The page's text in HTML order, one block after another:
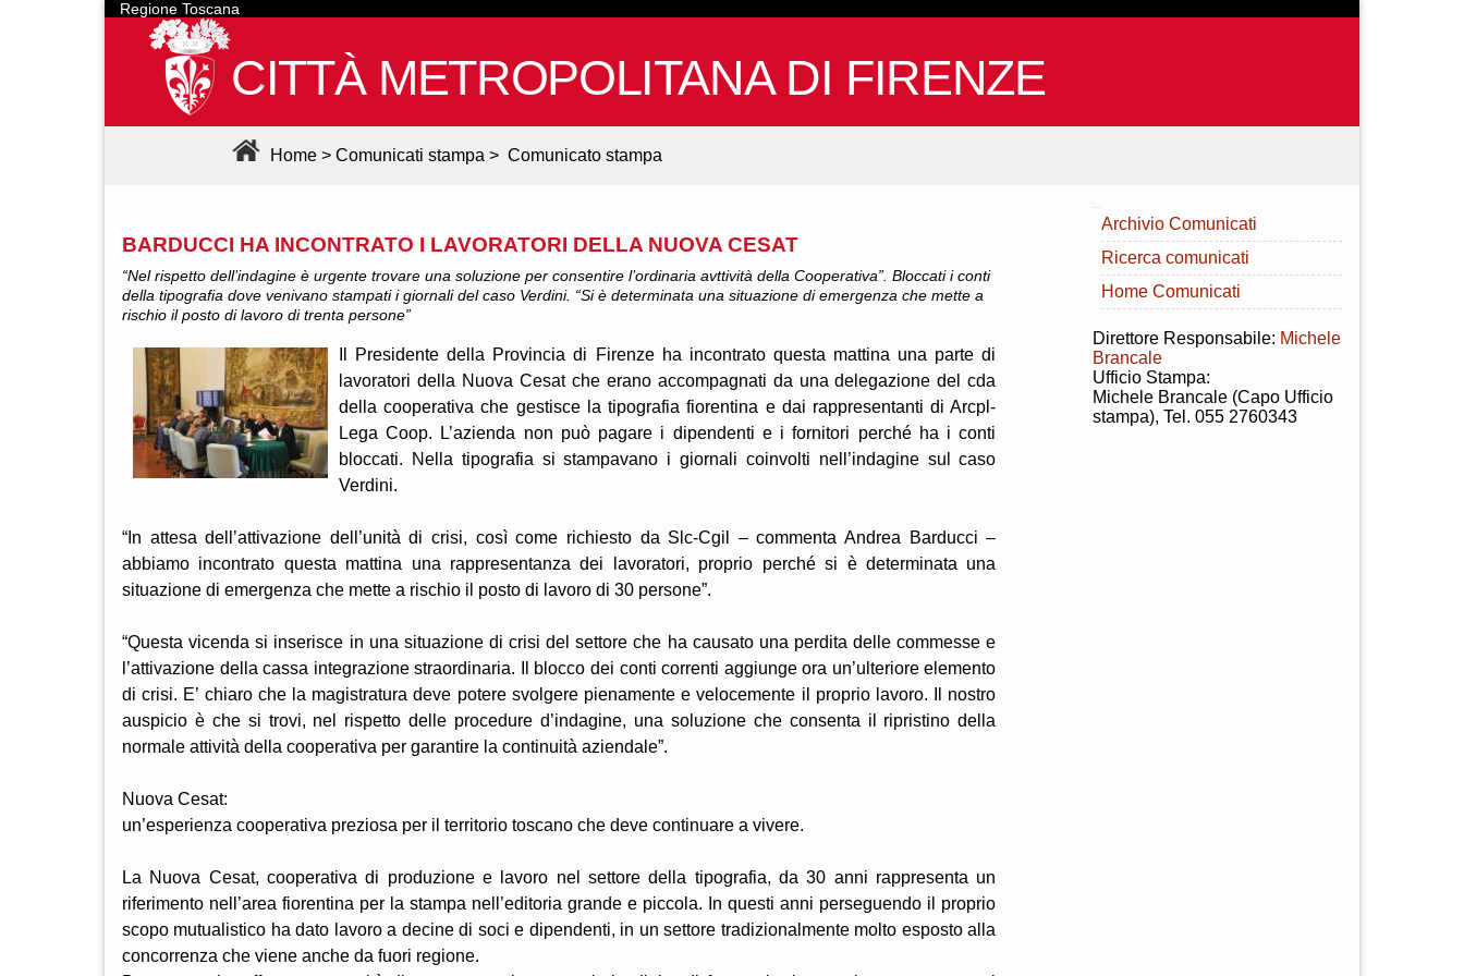
Regione Toscana
CITTÀ METROPOLITANA DI FIRENZE
Home > Comunicati stampa > Comunicato stampa
BARDUCCI HA INCONTRATO I LAVORATORI DELLA NUOVA CESAT
“Nel rispetto dell’indagine è urgente trovare una soluzione per consentire l’ordinaria avttività della Cooperativa”. Bloccati i conti
della tipografia dove venivano stampati i giornali del caso Verdini. “Si è determinata una situazione di emergenza che mette a
rischio il posto di lavoro di trenta persone”
Il Presidente della Provincia di Firenze ha incontrato questa mattina una parte di
lavoratori della Nuova Cesat che erano accompagnati da una delegazione del cda
della cooperativa che gestisce la tipografia fiorentina e dai rappresentanti di Arcpl-
Lega Coop. L’azienda non può pagare i dipendenti e i fornitori perché ha i conti
bloccati. Nella tipografia si stampavano i giornali coinvolti nell’indagine sul caso
Verdini.
“In attesa dell’attivazione dell’unità di crisi, così come richiesto da Slc-Cgil – commenta Andrea Barducci –
abbiamo incontrato questa mattina una rappresentanza dei lavoratori, proprio perché si è determinata una
situazione di emergenza che mette a rischio il posto di lavoro di 30 persone”.
“Questa vicenda si inserisce in una situazione di crisi del settore che ha causato una perdita delle commesse e
l’attivazione della cassa integrazione straordinaria. Il blocco dei conti correnti aggiunge ora un’ulteriore elemento
di crisi. E’ chiaro che la magistratura deve potere svolgere pienamente e velocemente il proprio lavoro. Il nostro
auspicio è che si trovi, nel rispetto delle procedure d’indagine, una soluzione che consenta il ripristino della
normale attività della cooperativa per garantire la continuità aziendale”.
Nuova Cesat:
un’esperienza cooperativa preziosa per il territorio toscano che deve continuare a vivere.
La Nuova Cesat, cooperativa di produzione e lavoro nel settore della tipografia, da 30 anni rappresenta un
riferimento nell’area fiorentina per la stampa nell’editoria grande e piccola. In questi anni perseguendo il proprio
scopo mutualistico ha dato lavoro a decine di soci e dipendenti, in un settore tradizionalmente molto esposto alla
concorrenza che viene anche da fuori regione.
Archivio Comunicati
Ricerca comunicati
Home Comunicati
Direttore Responsabile: Michele
Brancale
Ufficio Stampa:
Michele Brancale (Capo Ufficio
stampa), Tel. 055 2760343